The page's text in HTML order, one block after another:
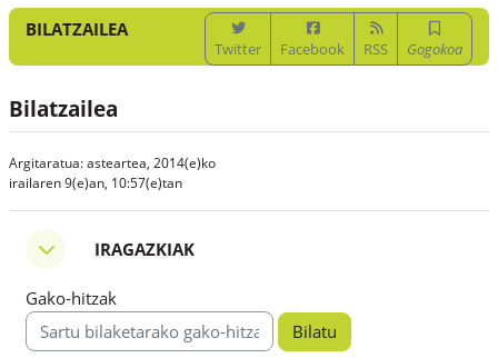
BILATZAILEA
Twitter Facebook RSS Gogokoa
Bilatzailea
Argitaratua: asteartea, 2014(e)ko
irailaren 9(e)an, 10:57(e)tan
Iragazkiak
IragazkiakIRAGAZKIAK
Gako-hitzak
Gako-hitzak